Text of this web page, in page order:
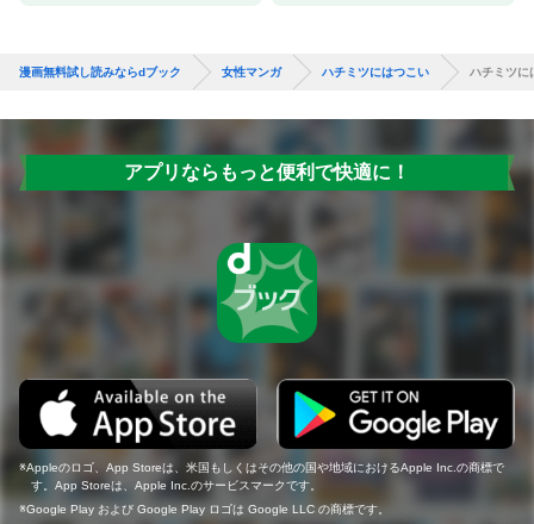
漫画無料試し読みならdブック 女性マンガ ハチミツにはつこい ハチミツに
アプリならもっと便利で快適に！
Appleのロゴ、App Storeは、米国もしくはその他の国や地域におけるApple Inc.の商標で
す。App Storeは、Apple Inc.のサービスマークです。
Google Play および Google Play ロゴは Google LLC の商標です。